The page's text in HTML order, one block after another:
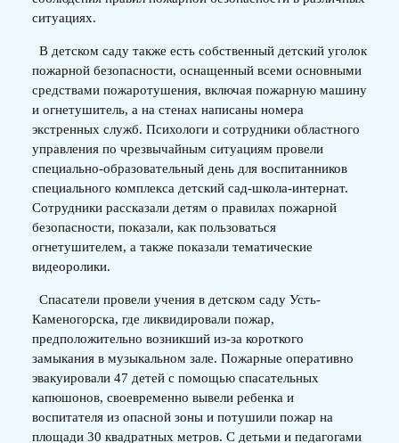
ситуациях.
В детском саду также есть собственный детский уголок
пожарной безопасности, оснащенный всеми основными
средствами пожаротушения, включая пожарную машину
и огнетушитель, а на стенах написаны номера
экстренных служб. Психологи и сотрудники областного
управления по чрезвычайным ситуациям провели
специально-образовательный день для воспитанников
специального комплекса детский сад-школа-интернат.
Сотрудники рассказали детям о правилах пожарной
безопасности, показали, как пользоваться
огнетушителем, а также показали тематические
видеоролики.
Спасатели провели учения в детском саду Усть-
Каменогорска, где ликвидировали пожар,
предположительно возникший из-за короткого
замыкания в музыкальном зале. Пожарные оперативно
эвакуировали 47 детей с помощью спасательных
капюшонов, своевременно вывели ребенка и
воспитателя из опасной зоны и потушили пожар на
площади 30 квадратных метров. С детьми и педагогами